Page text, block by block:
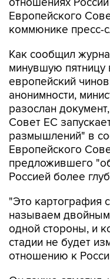
Европейского
коммюнике пресс-
Как сообщил
минувшую пятницу
европейский
анонимности,
разослан
Совет ЕС
размышлений" в
Европейского
предложившего
Россией более
"Это картография
называем
одной стороны, и
стадии не будет
отношению к